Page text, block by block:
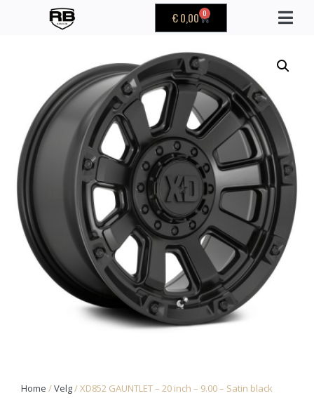
€0,00 0
Home /Velg/ XD852 GAUNTLET – 20 inch – 9.00 – Satin black